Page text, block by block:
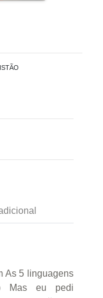
As 5 linguagens
Mas eu pedi